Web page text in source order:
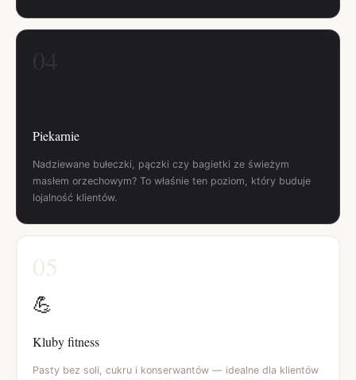
04
Piekarnie
Nadziewane bułeczki, pączki czy bagietki ze świeżym
masłem orzechowym? To właśnie ten poziom, który buduje
lojalność klientów.
💪
Kluby fitness
Pasty bez soli, cukru i konserwantów — idealne dla klientów